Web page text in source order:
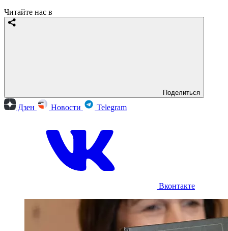
Читайте нас в
Поделиться
Дзен Новости Telegram
Вконтакте